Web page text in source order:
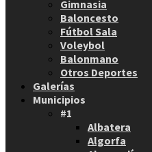
Gimnasia
Baloncesto
Fútbol Sala
Voleybol
Balonmano
Otros Deportes
Galerías
Municipios
#1
Albatera
Algorfa